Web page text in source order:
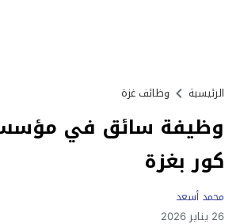
الرئيسية وظائف غزة
وظيفة سائق في
كور بغزة
محمد أسعد
26 يناير 2026